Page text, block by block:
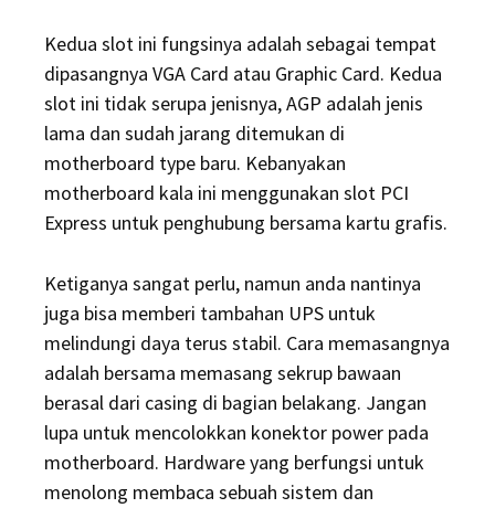
Kedua slot ini fungsinya adalah sebagai tempat
dipasangnya VGA Card atau Graphic Card. Kedua
slot ini tidak serupa jenisnya, AGP adalah jenis
lama dan sudah jarang ditemukan di
motherboard type baru. Kebanyakan
motherboard kala ini menggunakan slot PCI
Express untuk penghubung bersama kartu grafis.
Ketiganya sangat perlu, namun anda nantinya
juga bisa memberi tambahan UPS untuk
melindungi daya terus stabil. Cara memasangnya
adalah bersama memasang sekrup bawaan
berasal dari casing di bagian belakang. Jangan
lupa untuk mencolokkan konektor power pada
motherboard. Hardware yang berfungsi untuk
menolong membaca sebuah sistem dan